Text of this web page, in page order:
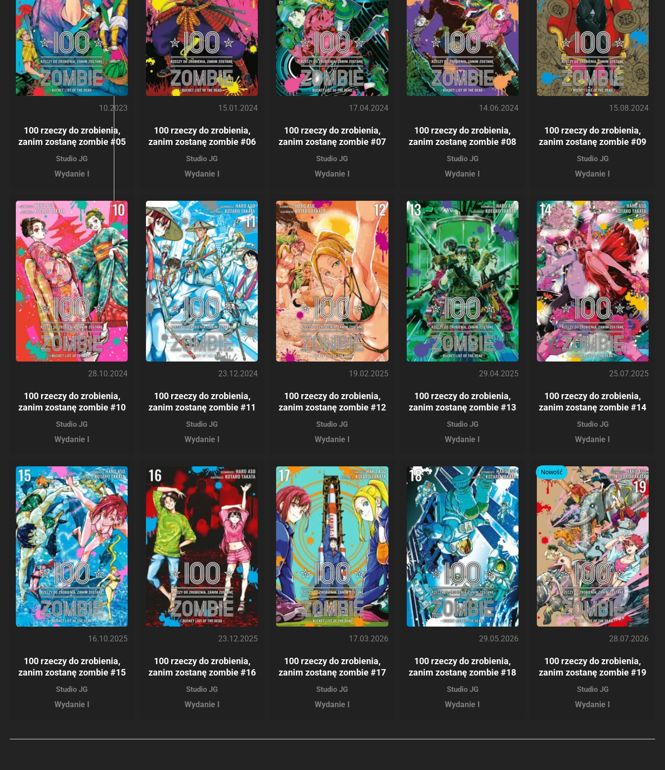
10.2023
100 rzeczy do zrobienia,
zanim zostanę zombie #05
Studio JG
Wydanie I
15.01.2024
100 rzeczy do zrobienia,
zanim zostanę zombie #06
Studio JG
Wydanie I
17.04.2024
100 rzeczy do zrobienia,
zanim zostanę zombie #07
Studio JG
Wydanie I
14.06.2024
100 rzeczy do zrobienia,
zanim zostanę zombie #08
Studio JG
Wydanie I
15.08.2024
100 rzeczy do zrobienia,
zanim zostanę zombie #09
Studio JG
Wydanie I
28.10.2024
100 rzeczy do zrobienia,
zanim zostanę zombie #10
Studio JG
Wydanie I
23.12.2024
100 rzeczy do zrobienia,
zanim zostanę zombie #11
Studio JG
Wydanie I
19.02.2025
100 rzeczy do zrobienia,
zanim zostanę zombie #12
Studio JG
Wydanie I
29.04.2025
100 rzeczy do zrobienia,
zanim zostanę zombie #13
Studio JG
Wydanie I
25.07.2025
100 rzeczy do zrobienia,
zanim zostanę zombie #14
Studio JG
Wydanie I
16.10.2025
100 rzeczy do zrobienia,
zanim zostanę zombie #15
Studio JG
Wydanie I
23.12.2025
100 rzeczy do zrobienia,
zanim zostanę zombie #16
Studio JG
Wydanie I
17.03.2026
100 rzeczy do zrobienia,
zanim zostanę zombie #17
Studio JG
Wydanie I
29.05.2026
100 rzeczy do zrobienia,
zanim zostanę zombie #18
Studio JG
Wydanie I
Nowość
28.07.2026
100 rzeczy do zrobienia,
zanim zostanę zombie #19
Studio JG
Wydanie I